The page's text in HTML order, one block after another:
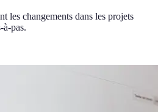
les changements dans les projets
à-pas.